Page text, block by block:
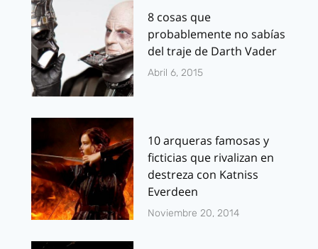
8 cosas que
probablemente no sabías
del traje de Darth Vader
Abril 6, 2015
10 arqueras famosas y
ficticias que rivalizan en
destreza con Katniss
Everdeen
Noviembre 20, 2014